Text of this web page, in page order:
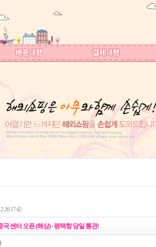
26 17:42
국 센터 오픈 (해상) - 평택항 당일 통관!